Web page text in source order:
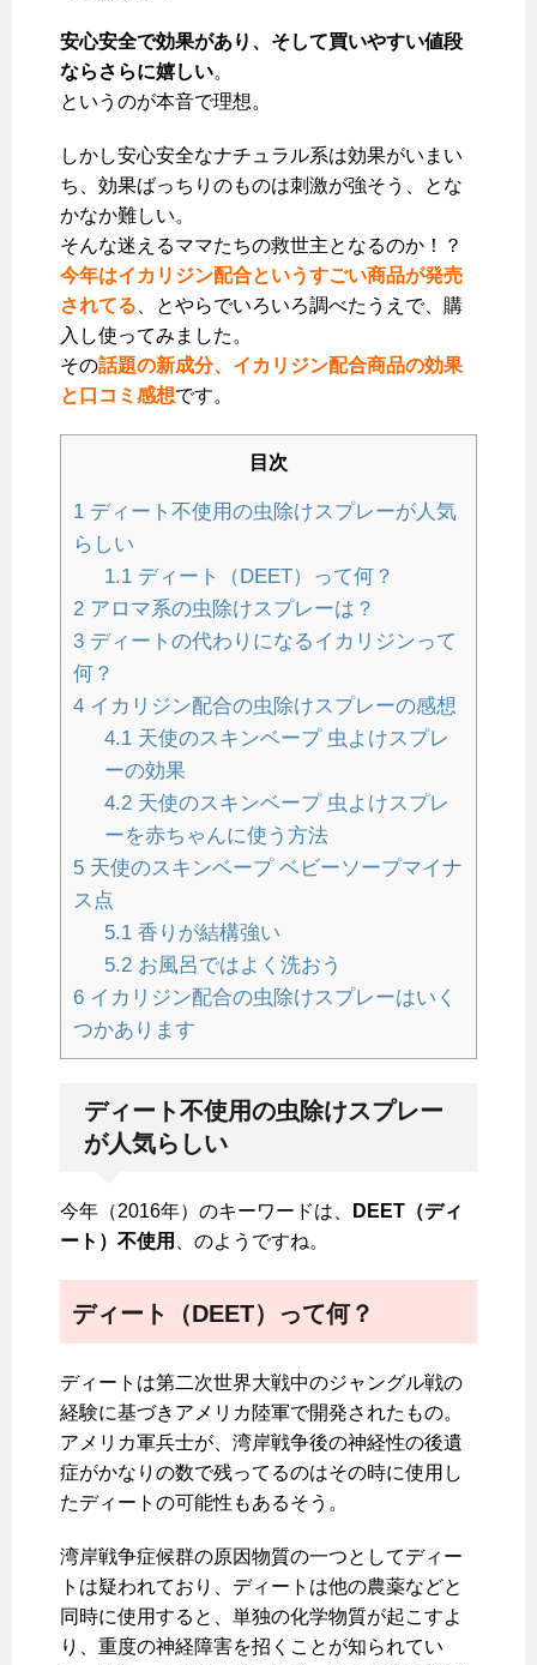
安心安全で効果があり、そして買いやすい値段
ならさらに嬉しい。
というのが本音で理想。
しかし安心安全なナチュラル系は効果がいまい
ち、効果ばっちりのものは刺激が強そう、とな
かなか難しい。
そんな迷えるママたちの救世主となるのか！？
今年はイカリジン配合というすごい商品が発売
されてる 、とやらでいろいろ調べたうえで、購
入し使ってみました。
その話題の新成分、イカリジン配合商品の効果
と口コミ感想です。
目次
1 ディート不使用の虫除けスプレーが人気
らしい
1.1ディート（DEET）って何？
2 アロマ系の虫除けスプレーは？
3 ディートの代わりになるイカリジンって
何？
4 イカリジン配合の虫除けスプレーの感想
4.1天使のスキンベープ 虫よけスプレ
ーの効果
4.2天使のスキンベープ 虫よけスプレ
ーを赤ちゃんに使う方法
5 天使のスキンベープ ベビーソープマイナ
ス点
5.1香りが結構強い
5.2お風呂ではよく洗おう
6 イカリジン配合の虫除けスプレーはいく
つかあります
ディート不使用の虫除けスプレー
が人気らしい
今年（2016年）のキーワードは、
DEET（ディ
ート）不使用
、のようですね。
ディート（DEET）って何？
ディートは第二次世界大戦中のジャングル戦の
経験に基づきアメリカ陸軍で開発されたもの。
アメリカ軍兵士が、湾岸戦争後の神経性の後遺
症がかなりの数で残ってるのはその時に使用し
たディートの可能性もあるそう。
湾岸戦争症候群の原因物質の一つとしてディー
トは疑われており、ディートは他の農薬などと
同時に使用すると、単独の化学物質が起こすよ
り、重度の神経障害を招くことが知られてい